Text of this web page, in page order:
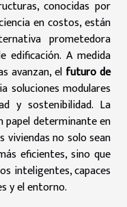
conocidas por
en costos, están
prometedora
A medida
avanzan, el futuro de
soluciones modulares
y sostenibilidad. La
papel determinante en
viviendas no solo sean
eficientes, sino que
inteligentes, capaces
y el entorno.